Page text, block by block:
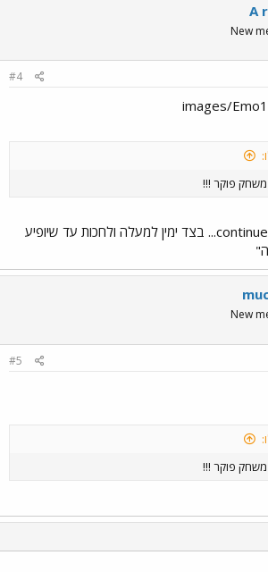
A
New
#4
פוקר !!!
ללחוץ על continue with... בצד ימין למעלה ולחכות עד שיופיע
New
#5
פוקר !!!